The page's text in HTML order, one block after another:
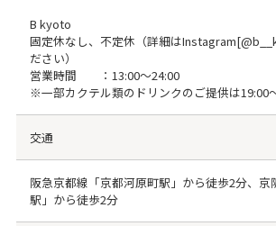
B kyoto
固定休なし、不定休（詳細は
ださい）
営業時間 ：13:00～24:00
※一部カクテル類のドリンクのご提供は19:00
交通
阪急京都線「京都河原町駅」から徒歩2分、京
駅」から徒歩2分